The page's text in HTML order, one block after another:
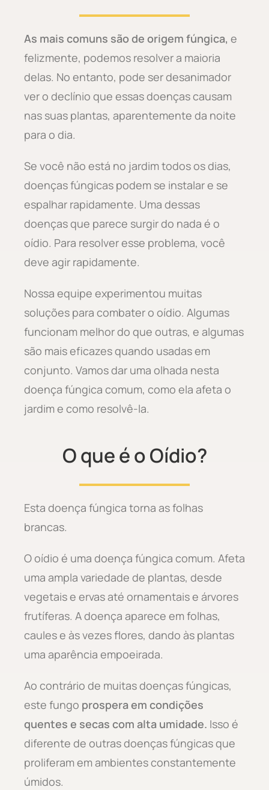
As mais comuns são de origem fúngica, e
felizmente, podemos resolver a maioria
delas. No entanto, pode ser desanimador
ver o declínio que essas doenças causam
nas suas plantas, aparentemente da noite
para o dia.
Se você não está no jardim todos os dias,
doenças fúngicas podem se instalar e se
espalhar rapidamente. Uma dessas
doenças que parece surgir do nada é o
oídio. Para resolver esse problema, você
deve agir rapidamente.
Nossa equipe experimentou muitas
soluções para combater o oídio. Algumas
funcionam melhor do que outras, e algumas
são mais eficazes quando usadas em
conjunto. Vamos dar uma olhada nesta
doença fúngica comum, como ela afeta o
jardim e como resolvê-la.
O que é o Oídio?
Esta doença fúngica torna as folhas
brancas.
O oídio é uma doença fúngica comum. Afeta
uma ampla variedade de plantas, desde
vegetais e ervas até ornamentais e árvores
frutíferas. A doença aparece em folhas,
caules e às vezes flores, dando às plantas
uma aparência empoeirada.
Ao contrário de muitas doenças fúngicas,
este fungo prospera em condições
quentes e secas com alta umidade. Isso é
diferente de outras doenças fúngicas que
proliferam em ambientes constantemente
úmidos.